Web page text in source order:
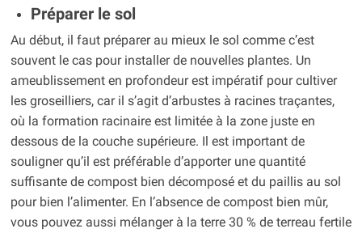
Préparer le sol
Au début, il faut préparer au mieux le sol comme c’est
souvent le cas pour installer de nouvelles plantes. Un
ameublissement en profondeur est impératif pour cultiver
les groseilliers, car il s’agit d’arbustes à racines traçantes,
où la formation racinaire est limitée à la zone juste en
dessous de la couche supérieure. Il est important de
souligner qu’il est préférable d’apporter une quantité
suffisante de compost bien décomposé et du paillis au sol
pour bien l’alimenter. En l’absence de compost bien mûr,
vous pouvez aussi mélanger à la terre 30 % de terreau fertile